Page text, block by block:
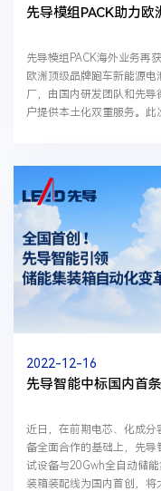
先导模组PACK助力
先导模组PACK海外业务再
欧洲顶级品牌跑车新能源电
厂，由国内研发团队和先
户提供本土化双重服务。此
2022-12-16
先导智能中标国内首
近日，在前期电芯、化成分
备全面合作的基础上，先导
试设备与20Gwh全自动储
装箱装配线为国内首创，将